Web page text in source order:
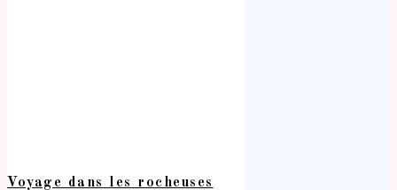
Voyage dans les rocheuses